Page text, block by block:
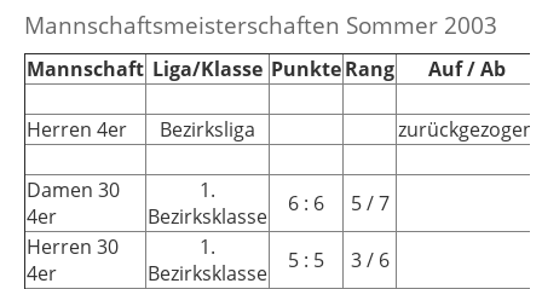
Mannschaftsmeisterschaften Sommer 2003
Mannschaft Liga/Klasse PunkteRang Auf / Ab
Herren 4er Bezirksliga zurückgezogen
Damen 30
4er
1.
Bezirksklasse
6 : 6
5 / 7
Herren 30
4er
1.
Bezirksklasse
5 : 5
3 / 6